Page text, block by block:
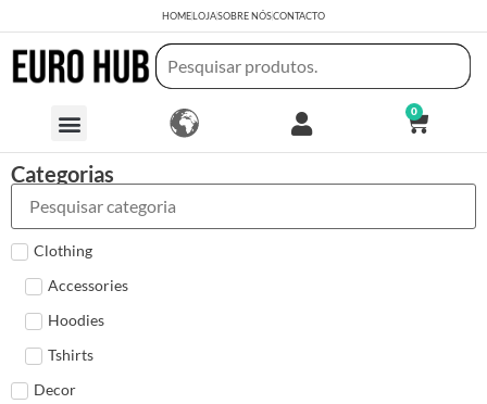
HOMELOJASOBRE NÓSCONTACTO
0
Categorias
Clothing
Accessories
Hoodies
Tshirts
Decor